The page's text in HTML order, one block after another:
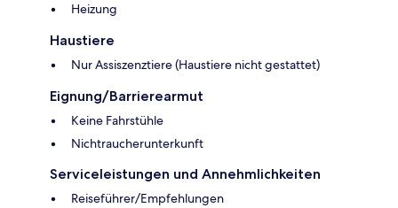
Heizung
Haustiere
Nur Assiszenztiere (Haustiere nicht gestattet)
Eignung/Barrierearmut
Keine Fahrstühle
Nichtraucherunterkunft
Serviceleistungen und Annehmlichkeiten
Reiseführer/Empfehlungen